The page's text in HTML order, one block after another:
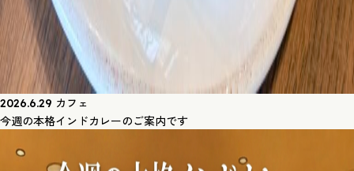
2026.6.29 カフェ
今週の本格インドカレーのご案内です